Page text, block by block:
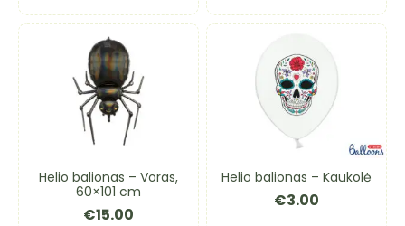
Helio balionas – Voras,
60×101 cm
€15.00
Helio balionas – Kaukolė
€3.00